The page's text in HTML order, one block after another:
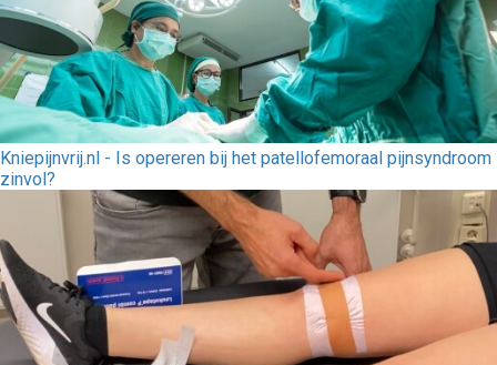
Kniepijnvrij.nl - Is opereren bij het patellofemoraal pijnsyndroom
zinvol?